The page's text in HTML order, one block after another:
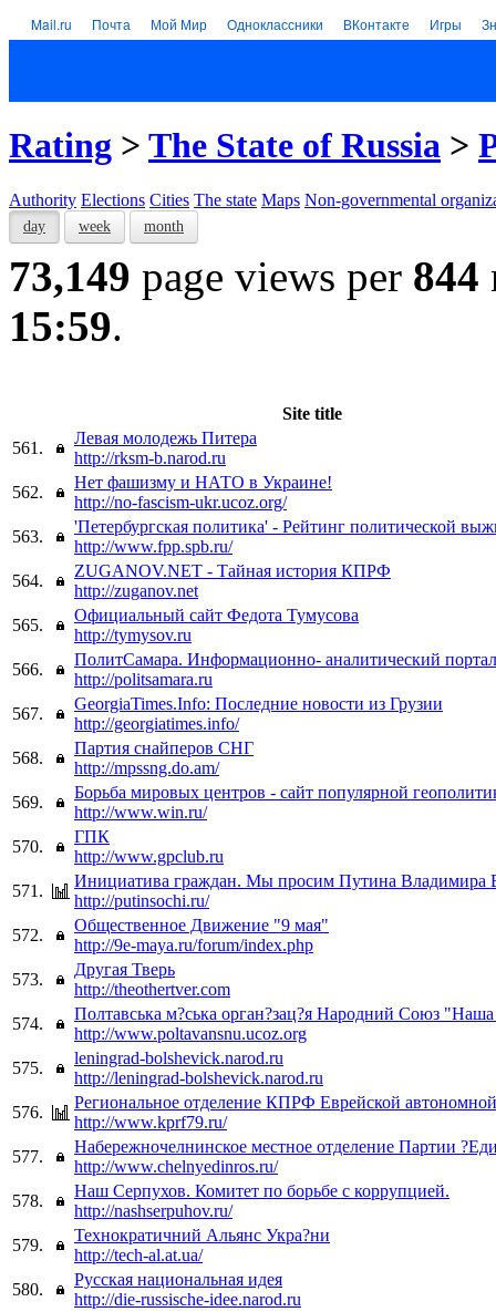
Mail.ru Почта Мой Мир Одноклассники ВКонтакте Игры
Rating > The State of Russia >
Authority Elections Cities The state Maps Non-governmental
day week month
73,149 page views per 844
15:59.
Site title
561.
Левая молодежь Питера
http://rksm-b.narod.ru
562.
Нет фашизму и НАТО в Украине!
http://no-fascism-ukr.ucoz.org/
563.
'Петербургская политика' - Рейтинг политической
http://www.fpp.spb.ru/
564.
ZUGANOV.NET - Тайная история КПРФ
http://zuganov.net
565.
Официальный сайт Федота Тумусова
http://tymysov.ru
566.
ПолитСамара. Информационно- аналитический портал
http://politsamara.ru
567.
GeorgiaTimes.Info: Последние новости из Грузии
http://georgiatimes.info/
568.
Партия снайперов СНГ
http://mpssng.do.am/
569.
Борьба мировых центров - сайт популярной
http://www.win.ru/
570.
ГПК
http://www.gpclub.ru
571.
Инициатива граждан. Мы просим Путина Владимира
http://putinsochi.ru/
572.
Общественное Движение "9 мая"
http://9e-maya.ru/forum/index.php
573.
Другая Тверь
http://theothertver.com
574.
Полтавська м?ська орган?зац?я Народний Союз
http://www.poltavansnu.ucoz.org
575.
leningrad-bolshevick.narod.ru
http://leningrad-bolshevick.narod.ru
576.
Региональное отделение КПРФ Еврейской
http://www.kprf79.ru/
577.
Набережночелнинское местное отделение Партии
http://www.chelnyedinros.ru/
578.
Наш Серпухов. Комитет по борьбе с коррупцией.
http://nashserpuhov.ru/
579.
Технократичний Альянс Укра?ни
http://tech-al.at.ua/
580.
Русская национальная идея
http://die-russische-idee.narod.ru